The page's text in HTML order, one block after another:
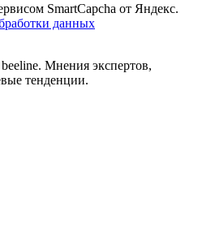
SmartCapcha от Яндекс.
данных
Мнения экспертов,
тенденции.